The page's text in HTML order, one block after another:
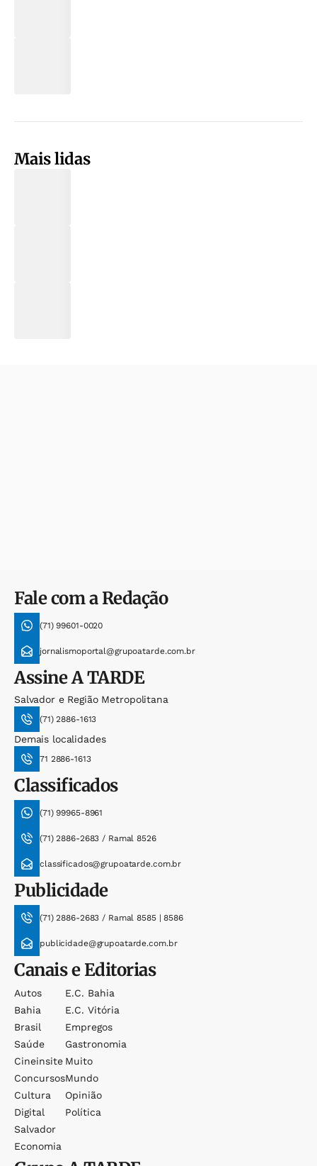
Mais lidas
Fale com a Redação
(71) 99601-0020
jornalismoportal@grupoatarde.com.br
AssineA TARDE
Salvador e Região Metropolitana
(71) 2886-1613
Demais localidades
71 2886-1613
Classificados
(71) 99965-8961
(71) 2886-2683 / Ramal 8526
classificados@grupoatarde.com.br
Publicidade
(71) 2886-2683 / Ramal 8585 | 8586
publicidade@grupoatarde.com.br
Canais e Editorias
Autos
Bahia
Brasil
Saúde
Cineinsite
Concursos
Cultura
Digital
Salvador
Economia
E.c. Bahia
E.c. Vitória
Empregos
Gastronomia
Muito
Mundo
Opinião
Política